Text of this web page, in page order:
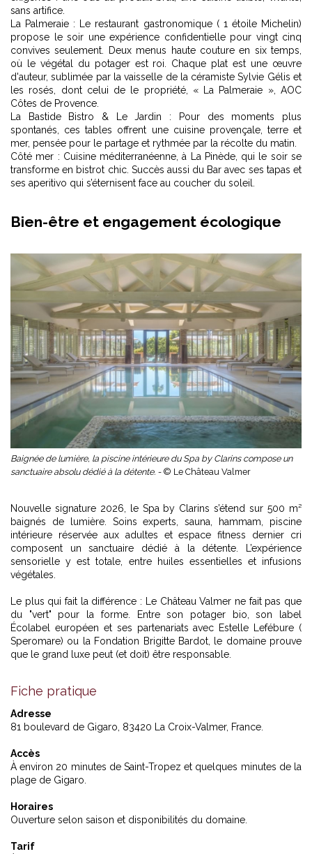
sans artifice.
La Palmeraie : Le restaurant gastronomique ( 1 étoile Michelin)
propose le soir une expérience confidentielle pour vingt cinq
convives seulement. Deux menus haute couture en six temps,
où le végétal du potager est roi. Chaque plat est une œuvre
d'auteur, sublimée par la vaisselle de la céramiste Sylvie Gélis et
les rosés, dont celui de le propriété, « La Palmeraie », AOC
Côtes de Provence.
La Bastide Bistro & Le Jardin : Pour des moments plus
spontanés, ces tables offrent une cuisine provençale, terre et
mer, pensée pour le partage et rythmée par la récolte du matin.
Côté mer : Cuisine méditerranéenne, à La Pinède, qui le soir se
transforme en bistrot chic. Succès aussi du Bar avec ses tapas et
ses aperitivo qui s’éternisent face au coucher du soleil.
Bien-être et engagement écologique
Baignée de lumière, la piscine intérieure du Spa by Clarins compose un
sanctuaire absolu dédié à la détente. - © Le Château Valmer
Nouvelle signature 2026, le Spa by Clarins s’étend sur 500 m²
baignés de lumière. Soins experts, sauna, hammam, piscine
intérieure réservée aux adultes et espace fitness dernier cri
composent un sanctuaire dédié à la détente. L’expérience
sensorielle y est totale, entre huiles essentielles et infusions
végétales.
Le plus qui fait la différence : Le Château Valmer ne fait pas que
du "vert" pour la forme. Entre son potager bio, son label
Écolabel européen et ses partenariats avec Estelle Lefébure (
Speromare) ou la Fondation Brigitte Bardot, le domaine prouve
que le grand luxe peut (et doit) être responsable.
Fiche pratique
Adresse
81 boulevard de Gigaro, 83420 La Croix-Valmer, France.
Accès
À environ 20 minutes de Saint-Tropez et quelques minutes de la
plage de Gigaro.
Horaires
Ouverture selon saison et disponibilités du domaine.
Tarif